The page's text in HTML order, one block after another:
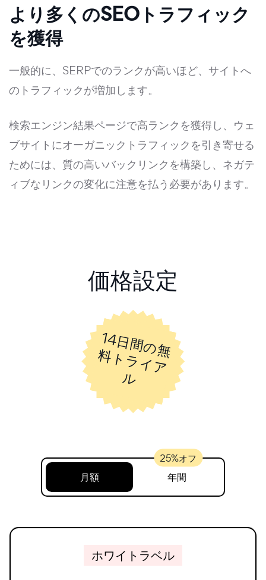
より多くのSEOトラフィック
を獲得
一般的に、SERPでのランクが高いほど、サイトへ
のトラフィックが増加します。
検索エンジン結果ページで高ランクを獲得し、ウェ
ブサイトにオーガニックトラフィックを引き寄せる
ためには、質の高いバックリンクを構築し、ネガテ
ィブなリンクの変化に注意を払う必要があります。
価格設定
14
日
間
の
無
料
ト
ラ
イ
ア
ル
月額 年間
ホワイトラベル